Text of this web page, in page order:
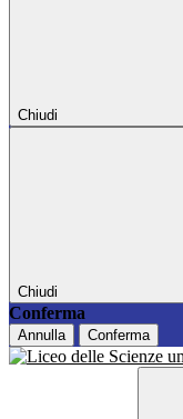
Chiudi
Chiudi
Conferma
Annulla Conferma